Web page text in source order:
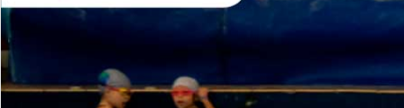
ALUNOS NOVOS
Entre em Contato